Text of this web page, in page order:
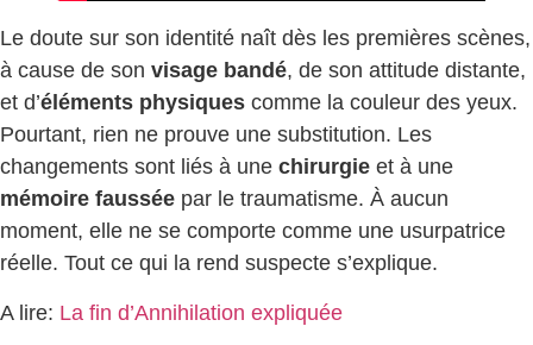
Le doute sur son identité naît dès les premières scènes,
à cause de son visage bandé, de son attitude distante,
et d’éléments physiques comme la couleur des yeux.
Pourtant, rien ne prouve une substitution. Les
changements sont liés à une chirurgie et à une
mémoire faussée par le traumatisme. À aucun
moment, elle ne se comporte comme une usurpatrice
réelle. Tout ce qui la rend suspecte s’explique.
A lire: La fin d’Annihilation expliquée